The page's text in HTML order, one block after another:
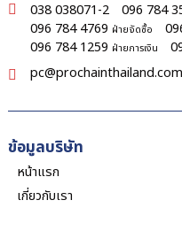
038 038071-2
096 784
096 784 4769 ฝ่ายจัดซื้อ
096 784 1259 ฝ่ายการเงิน
pc@prochainthailand.com
ข้อมูลบริษัท
หน้าแรก
เกี่ยวกับเรา